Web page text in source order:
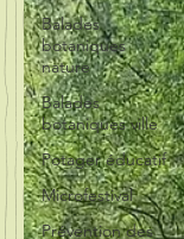
Balades
botaniques
nature
Balades
botaniques ville
Potager éducatif
Microfestival
Prévention des